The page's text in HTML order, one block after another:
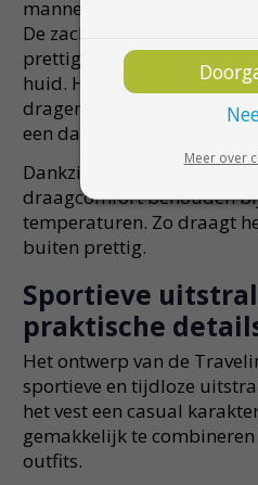
mannen die comfort en
De zachte sweatstof met
prettig draaggevoel en
huid. Hierdoor is dit vest
dragen, maar ook perfect
een dagje onderweg.
Dankzij het ademende
draagcomfort behouden
temperaturen. Zo draagt
buiten prettig.
Sportieve
praktische
Het ontwerp van de
sportieve en tijdloze
het vest een casual
gemakkelijk te
outfits.
Meer over